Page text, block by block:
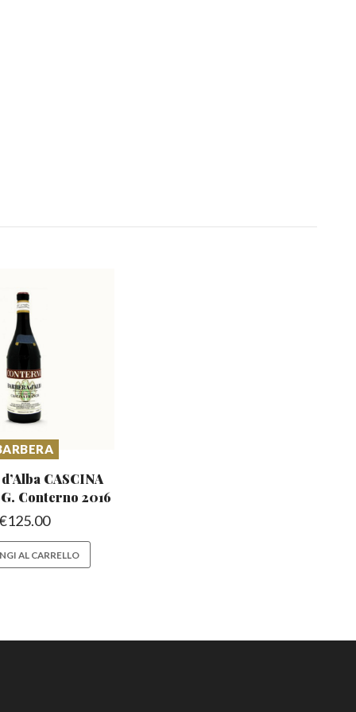
CASCINA
Conterno 2016
125.00
AL CARRELLO